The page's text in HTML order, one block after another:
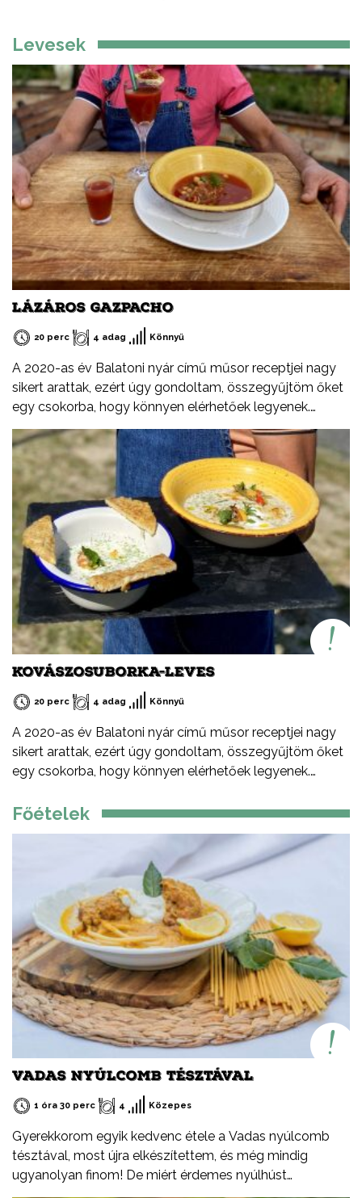
Levesek
LÁZÁROS GAZPACHO
20 perc 4 adag Könnyű
A 2020-as év Balatoni nyár című műsor receptjei nagy
sikert arattak, ezért úgy gondoltam, összegyűjtöm őket
egy csokorba, hogy könnyen elérhetőek legyenek.
Ezeket a recepteket nem csak nyáron, hanem az év
minden időszakában elkészítheted, mint ahogy a
Balatont is egész évben látogathatod! Jó főzést, és jó
étvágyát kívánok!
KOVÁSZOSUBORKA-LEVES
20 perc 4 adag Könnyű
A 2020-as év Balatoni nyár című műsor receptjei nagy
sikert arattak, ezért úgy gondoltam, összegyűjtöm őket
egy csokorba, hogy könnyen elérhetőek legyenek.
minden időszakában elkészítheted, mint ahogy a
Főételek
VADAS NYÚLCOMB TÉSZTÁVAL
1 óra 30 perc 4 Közepes
Gyerekkorom egyik kedvenc étele a Vadas nyúlcomb
tésztával, most újra elkészítettem, és még mindig
ugyanolyan finom! De miért érdemes nyúlhúst
fogyasztani? Természetesen sovány, fehérjében